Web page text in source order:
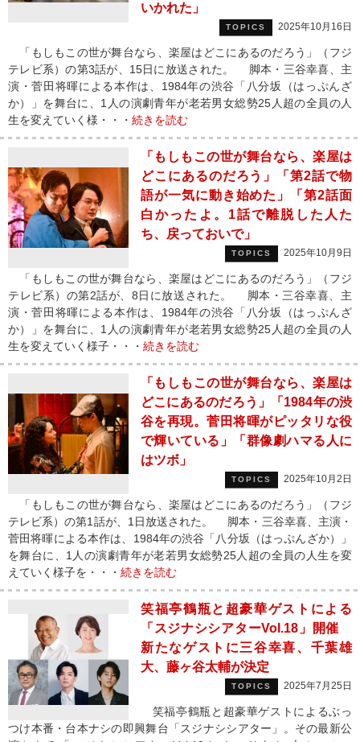
いかれた」
TOPICS 2025年10月16日
「もしもこの世が舞台なら、楽屋はどこにあるのだろう」（フジ
テレビ系）の第3話が、15日に放送された。 脚本・三谷幸喜、主
演・菅田将暉による本作は、1984年の渋谷「八分坂（はっぷんざ
か）」を舞台に、1人の演劇青年が老若男女総勢25人超の全員の人
生を変えていく様・・・ 続きを読む
「もしもこの世が舞台なら、楽屋は
どこにあるのだろう」「第2話で物
語が一気に動き始めた」「第2話面
白かったよ。1話で離脱した人た
ち、戻っておいで」
TOPICS 2025年10月9日
「もしもこの世が舞台なら、楽屋はどこにあるのだろう」（フジ
テレビ系）の第2話が、8日に放送された。 脚本・三谷幸喜、主
演・菅田将暉による本作は、1984年の渋谷「八分坂（はっぷんざ
か）」を舞台に、1人の演劇青年が老若男女総勢25人超の全員の人
生を変えていく様子・・・ 続きを読む
「もしもこの世が舞台なら、楽屋は
どこにあるのだろう」「1984年の渋
谷を再現。菅田将暉がピッタリな役
で輝いている」「群像劇ハマる人に
はツボ」
TOPICS 2025年10月2日
「もしもこの世が舞台なら、楽屋はどこにあるのだろう」（フジ
テレビ系）の第1話が、1日放送された。 脚本・三谷幸喜、主演・
菅田将暉による本作は、1984年の渋谷「八分坂（はっぷんざか）」
を舞台に、1人の演劇青年が老若男女総勢25人超の全員の人生を変
えていく様子を・・・ 続きを読む
笑福亭鶴瓶と超豪華ゲストによる
「スジナシシアターVol.18」開催
新たなゲストに三谷幸喜、千葉雄
大、藤ヶ谷太輔が決定
TOPICS 2025年7月25日
笑福亭鶴瓶と超豪華ゲストによるぶっ
つけ本番・台本ナシの即興舞台「スジナシシアター」。その最新公